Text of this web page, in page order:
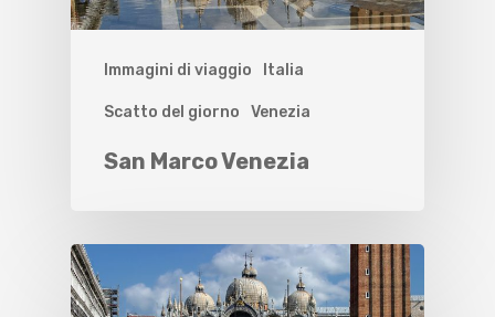
Immagini di viaggio Italia
Scatto del giorno Venezia
San Marco Venezia